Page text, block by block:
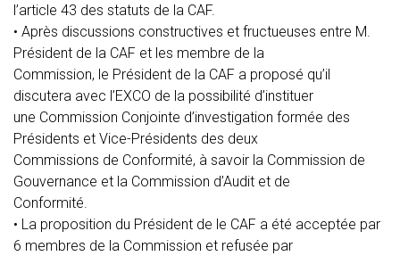
l’article 43 des statuts de la CAF.
• Après discussions constructives et fructueuses entre M.
Président de la CAF et les membre de la
Commission, le Président de la CAF a proposé qu’il
discutera avec l’EXCO de la possibilité d’instituer
une Commission Conjointe d’investigation formée des
Présidents et Vice-Présidents des deux
Commissions de Conformité, à savoir la Commission de
Gouvernance et la Commission d’Audit et de
Conformité.
• La proposition du Président de le CAF a été acceptée par
6 membres de la Commission et refusée par